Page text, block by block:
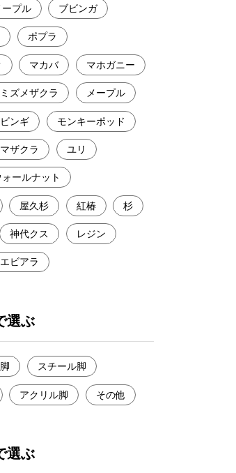
ープル ブビンガ
ポプラ
マカバ マホガニー
ミズメザクラ メープル
ンギ モンキーポッド
ザクラ ユリ
ールナット
屋久杉 紅椿 杉
神代クス レジン
エビアラ
選ぶ
スチール脚
アクリル脚 その他
選ぶ